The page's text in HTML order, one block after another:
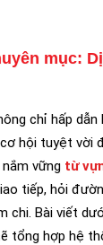
mục:
chỉ hấp
hội tuyệt vời
vững từ
tiếp, hỏi
chi. Bài viết
tổng hợp hệ